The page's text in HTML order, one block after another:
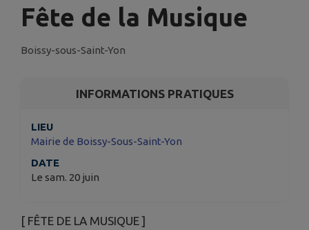
Fête de la Musique
Boissy-sous-Saint-Yon
INFORMATIONS PRATIQUES
LIEU
Mairie de Boissy-Sous-Saint-Yon
DATE
Le sam. 20 juin
[ FÊTE DE LA MUSIQUE ]